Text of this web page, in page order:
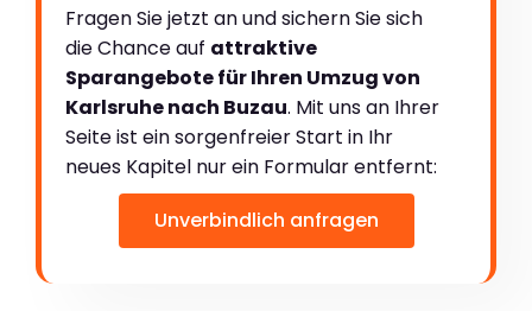
Fragen Sie jetzt an und sichern Sie sich
die Chance auf attraktive
Sparangebote für Ihren Umzug von
Karlsruhe nach Buzau. Mit uns an Ihrer
Seite ist ein sorgenfreier Start in Ihr
neues Kapitel nur ein Formular entfernt:
Unverbindlich anfragen